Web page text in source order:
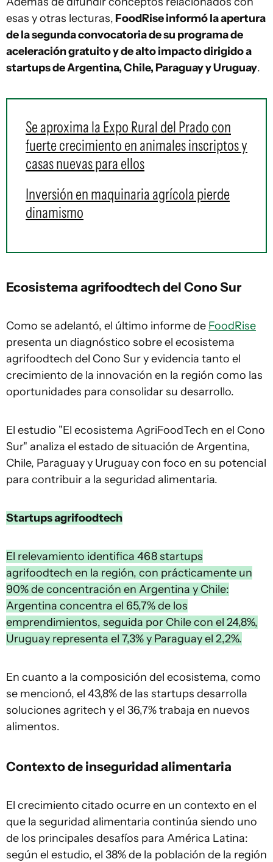
esas y otras lecturas, FoodRise informó la apertura
de la segunda convocatoria de su programa de
aceleración gratuito y de alto impacto dirigido a
startups de Argentina, Chile, Paraguay y Uruguay.
Se aproxima la Expo Rural del Prado con
fuerte crecimiento en animales inscriptos y
casas nuevas para ellos
Inversión en maquinaria agrícola pierde
dinamismo
Ecosistema agrifoodtech del Cono Sur
Como se adelantó, el último informe de FoodRise
presenta un diagnóstico sobre el ecosistema
agrifoodtech del Cono Sur y evidencia tanto el
crecimiento de la innovación en la región como las
oportunidades para consolidar su desarrollo.
El estudio "El ecosistema AgriFoodTech en el Cono
Sur" analiza el estado de situación de Argentina,
Chile, Paraguay y Uruguay con foco en su potencial
para contribuir a la seguridad alimentaria.
Startups agrifoodtech
El relevamiento identifica 468 startups
agrifoodtech en la región, con prácticamente un
90% de concentración en Argentina y Chile:
Argentina concentra el 65,7% de los
emprendimientos, seguida por Chile con el 24,8%,
Uruguay representa el 7,3% y Paraguay el 2,2%.
En cuanto a la composición del ecosistema, como
se mencionó, el 43,8% de las startups desarrolla
soluciones agritech y el 36,7% trabaja en nuevos
alimentos.
Contexto de inseguridad alimentaria
El crecimiento citado ocurre en un contexto en el
que la seguridad alimentaria continúa siendo uno
de los principales desafíos para América Latina:
según el estudio, el 38% de la población de la región